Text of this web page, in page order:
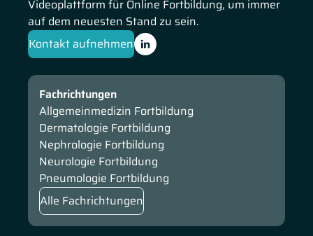
Videoplattform für Online Fortbildung, um immer
auf dem neuesten Stand zu sein.
Kontakt aufnehmen
Fachrichtungen
Allgemeinmedizin Fortbildung
Dermatologie Fortbildung
Nephrologie Fortbildung
Neurologie Fortbildung
Pneumologie Fortbildung
Alle Fachrichtungen